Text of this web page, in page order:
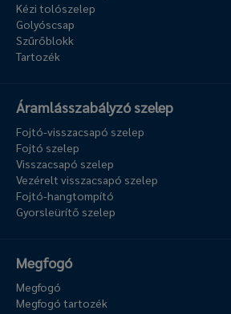
Kézi tolószelep
Golyóscsap
Szűrőblokk
Tartozék
Áramlásszabályzó szelep
Fojtó-visszacsapó szelep
Fojtó szelep
Visszacsapó szelep
Vezérelt visszacsapó szelep
Fojtó-hangtompító
Gyorsleürítő szelep
Megfogó
Megfogó
Megfogó tartozék